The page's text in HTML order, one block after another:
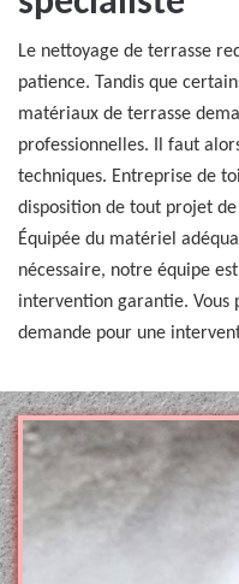
Le nettoyage de terrasse
patience. Tandis que
matériaux de terrasse
professionnelles. Il faut
techniques. Entreprise de
disposition de tout projet
Équipée du matériel
nécessaire, notre équipe
intervention garantie. Vous
demande pour une